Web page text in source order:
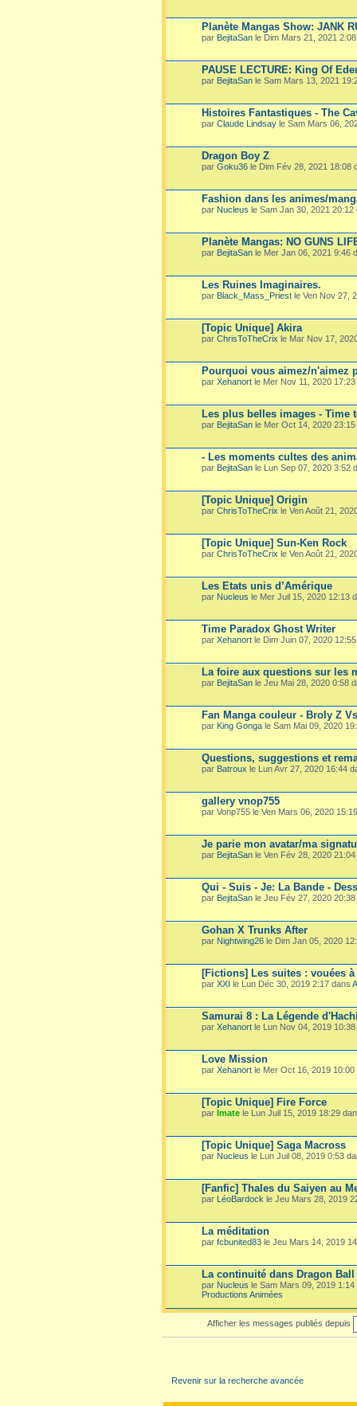
Planète Mangas Show: JANK
par BejitaSan le Dim Mars 21, 2021
PAUSE LECTURE: King Of
par BejitaSan le Sam Mars 13, 2021
Histoires Fantastiques - The
par Claude Lindsay le Sam Mars 06,
Dragon Boy Z
par Goku36 le Dim Fév 28, 2021 18:08
Fashion dans les animes/
par Nucleus le Sam Jan 30, 2021
Planète Mangas: NO GUNS
par BejitaSan le Mer Jan 06, 2021 9:46
Les Ruines Imaginaires.
par Black_Mass_Priest le Ven Nov 27,
[Topic Unique] Akira
par ChrisToTheCrix le Mar Nov 17,
Pourquoi vous aimez/n'aimez
par Xehanort le Mer Nov 11, 2020
Les plus belles images - Time
par BejitaSan le Mer Oct 14, 2020
- Les moments cultes des
par BejitaSan le Lun Sep 07, 2020 3:52
[Topic Unique] Origin
par ChrisToTheCrix le Ven Août 21,
[Topic Unique] Sun-Ken Rock
par ChrisToTheCrix le Ven Août 21,
Les Etats unis d’Amérique
par Nucleus le Mer Juil 15, 2020 12:13
Time Paradox Ghost Writer
par Xehanort le Dim Juin 07, 2020
La foire aux questions sur les
par BejitaSan le Jeu Mai 28, 2020 0:58
Fan Manga couleur - Broly Z
par King Gonga le Sam Mai 09, 2020
Questions, suggestions et
par Batroux le Lun Avr 27, 2020 16:44
gallery vnop755
par Vonp755 le Ven Mars 06, 2020
Je parie mon avatar/ma
par BejitaSan le Ven Fév 28, 2020
Qui - Suis - Je: La Bande -
par BejitaSan le Jeu Fév 27, 2020
Gohan X Trunks After
par Nightwing26 le Dim Jan 05, 2020
[Fictions] Les suites : vouées
par XXI le Lun Déc 30, 2019 2:17 dans
Samurai 8 : La Légende
par Xehanort le Lun Nov 04, 2019
Love Mission
par Xehanort le Mer Oct 16, 2019
[Topic Unique] Fire Force
par Imate le Lun Juil 15, 2019 18:29
[Topic Unique] Saga Macross
par Nucleus le Lun Juil 08, 2019 0:53
[Fanfic] Thales du Saiyen au
par LéoBardock le Jeu Mars 28, 2019
La méditation
par fcbunited83 le Jeu Mars 14, 2019
La continuité dans Dragon Ball
par Nucleus le Sam Mars 09, 2019
Productions Animées
Afficher les messages publiés depuis
Revenir sur la recherche avancée